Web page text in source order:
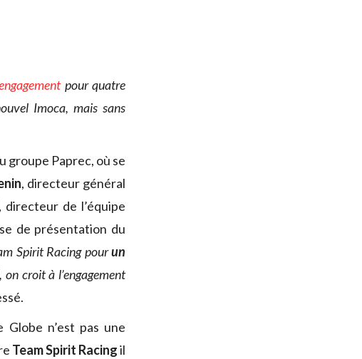
pour quatre
Imoca, mais sans
groupe Paprec, où se
, directeur général
, directeur de l’équipe
de présentation du
Spirit Racing pourun
, on croit à l’engagement
n’est pas une
Team Spirit Racingil